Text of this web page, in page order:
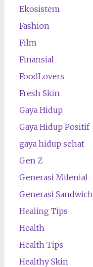
Ekosistem
Fashion
Film
Finansial
FoodLovers
Fresh Skin
Gaya Hidup
Gaya Hidup Positif
gaya hidup sehat
Gen Z
Generasi Milenial
Generasi Sandwich
Healing Tips
Health
Health Tips
Healthy Skin